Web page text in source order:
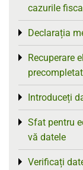
cazurile
Declarația
Toggle menu
Recuperare
Toggle menu
Introduceți
Toggle menu
Sfat pentru
vă datele
Toggle menu
Verificați
Toggle menu